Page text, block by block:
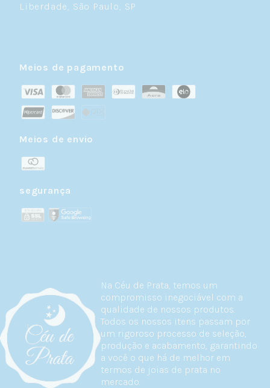
Na Céu de Prata, temos um
compromisso inegociável com a
qualidade de nossos produtos.
Todos os nossos itens passam por
um rigoroso processo de seleção,
produção e acabamento, garantindo
a você o que há de melhor em
termos de joias de prata no
mercado.
Liberdade, São Paulo, SP
Meios de pagamento
Meios de envio
segurança